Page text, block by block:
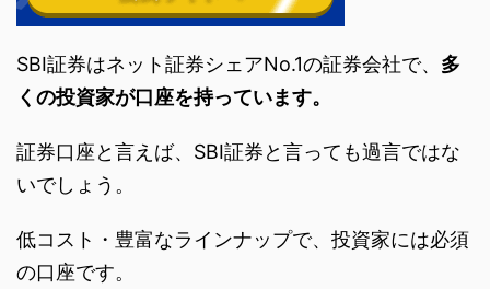
SBI証券はネット証券シェアNo.1の証券会社で、 多
くの投資家が口座を持っています。
証券口座と言えば、SBI証券と言っても過言ではな
いでしょう。
低コスト・豊富なラインナップで、投資家には必須
の口座です。